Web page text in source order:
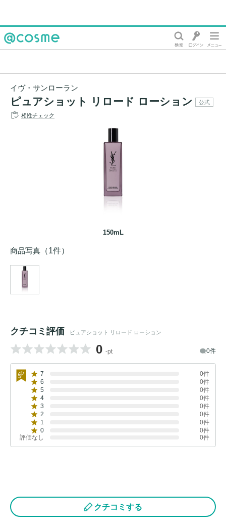
イヴ・サンローラン
ピュアショット リロード ローション 公式
相性チェック
150mL
商品写真 （1件）
クチコミ評価 ピュアショット リロード ローション
0 -pt 0件
7
0件
6
0件
5
0件
4
0件
3
0件
2
0件
1
0件
0
0件
評価なし
0件
クチコミする